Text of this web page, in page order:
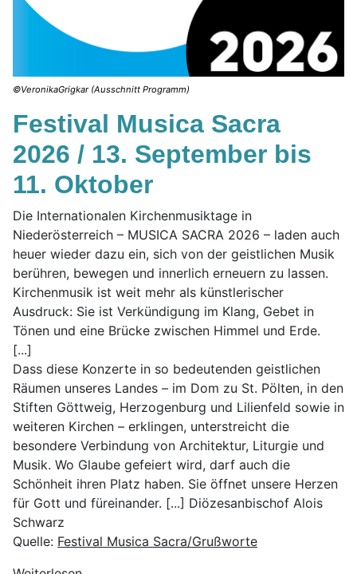
©VeronikaGrigkar (Ausschnitt Programm)
Festival Musica Sacra
2026 / 13. September bis
11. Oktober
Die Internationalen Kirchenmusiktage in
Niederösterreich – MUSICA SACRA 2026 – laden auch
heuer wieder dazu ein, sich von der geistlichen Musik
berühren, bewegen und innerlich erneuern zu lassen.
Kirchenmusik ist weit mehr als künstlerischer
Ausdruck: Sie ist Verkündigung im Klang, Gebet in
Tönen und eine Brücke zwischen Himmel und Erde.
[...]
Dass diese Konzerte in so bedeutenden geistlichen
Räumen unseres Landes – im Dom zu St. Pölten, in den
Stiften Göttweig, Herzogenburg und Lilienfeld sowie in
weiteren Kirchen – erklingen, unterstreicht die
besondere Verbindung von Architektur, Liturgie und
Musik. Wo Glaube gefeiert wird, darf auch die
Schönheit ihren Platz haben. Sie öffnet unsere Herzen
für Gott und füreinander. [...] Diözesanbischof Alois
Schwarz
Quelle: Festival Musica Sacra/Grußworte